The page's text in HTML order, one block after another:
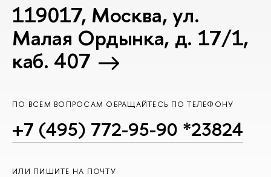
119017, Москва, ул.
Малая Ордынка, д. 17/1,
каб. 407
ПО ВСЕМ ВОПРОСАМ ОБРАЩАЙТЕСЬ ПО ТЕЛЕФОНУ
+7 (495) 772-95-90 *23824
ИЛИ ПИШИТЕ НА ПОЧТУ